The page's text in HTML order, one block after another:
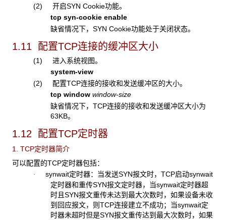
(2) 开启SYN Cookie功能。
tcp syn-cookie enable
缺省情况下，SYN Cookie功能处于关闭状态。
1.11 配置TCP连接的缓冲区大小
(1) 进入系统视图。
system-view
(2) 配置TCP连接的接收和发送缓冲区的大小。
tcp windowwindow-size
缺省情况下，TCP连接的接收和发送缓冲区大小为
63KB。
1.12 配置TCP定时器
1. TCP定时器简介
可以配置的TCP定时器包括：
· synwait定时器：当发送SYN报文时，TCP启动synwait
定时器和重传SYN报文定时器，当synwait定时器超
时且SYN报文重传未达到最大次数时，如果设备未收
到回应报文，则TCP连接建立不成功；当synwait定
时器未超时但是SYN报文重传达到最大次数时，如果